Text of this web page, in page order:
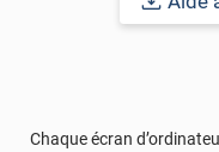
Chaque écran